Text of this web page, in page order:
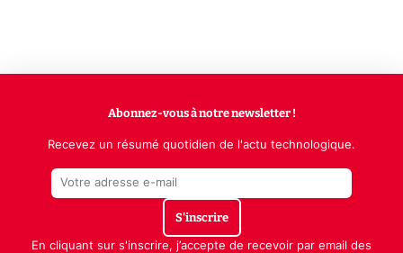
Abonnez-vous à notre newsletter !
Recevez un résumé quotidien de l'actu technologique.
S'inscrire
En cliquant sur s'inscrire, j’accepte de recevoir par email des